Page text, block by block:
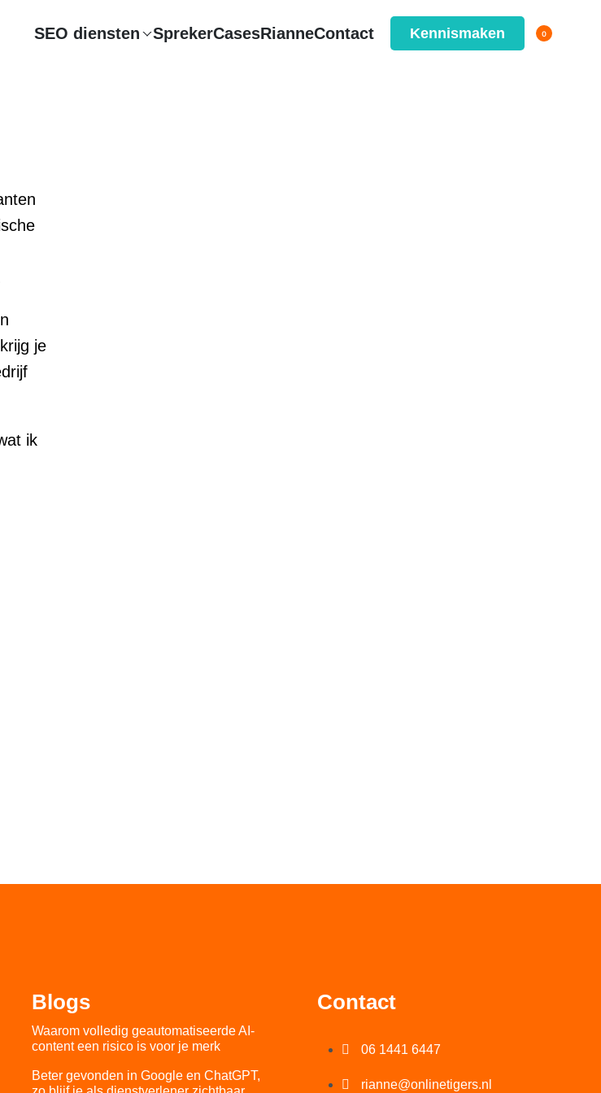
SEO diensten SprekerCasesRianneContact Kennismaken 0
je
ik
Blogs
Waarom volledig geautomatiseerde AI-
content een risico is voor je merk
Beter gevonden in Google en ChatGPT,
Contact
06 1441 6447
rianne@onlinetigers.nl